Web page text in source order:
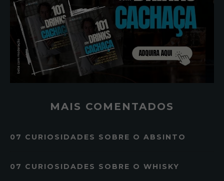
MAIS COMENTADOS
07 CURIOSIDADES SOBRE O ABSINTO
07 CURIOSIDADES SOBRE O WHISKY